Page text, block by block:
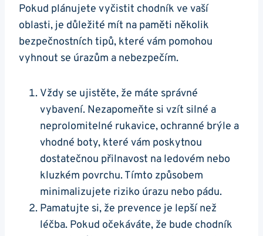
Pokud plánujete‌ vyčistit chodník ve vaší
oblasti, je důležité mít na paměti několik‌
bezpečnostních tipů,‍ které ⁤vám‌ pomohou
vyhnout se úrazům a nebezpečím.⁣
Vždy se ujistěte, že máte správné
vybavení. Nezapomeňte si vzít silné a
neprolomitelné‌ rukavice, ochranné brýle a
vhodné boty, které vám poskytnou
dostatečnou přilnavost na ledovém nebo
kluzkém povrchu. Tímto ⁢způsobem
minimalizujete riziko úrazu nebo pádu.
Pamatujte si, že prevence je lepší než
léčba. Pokud⁤ očekáváte, že‍ bude chodník